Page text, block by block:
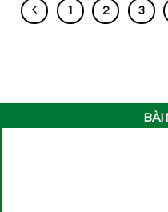
1 2 3
BÀI